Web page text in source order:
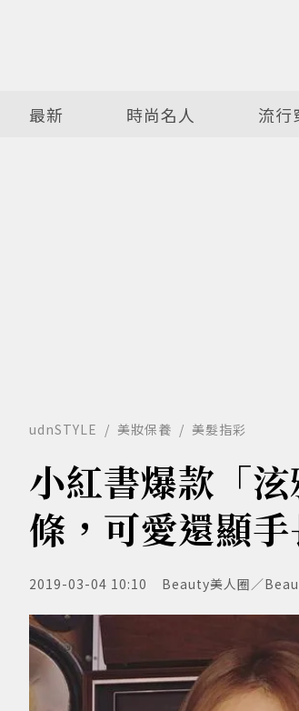
最新 時尚名人 流行
udnSTYLE 美妝保養 美髮指彩
小紅書爆款「
條，可愛還顯手
2019-03-04 10:10 Beauty美人圈／